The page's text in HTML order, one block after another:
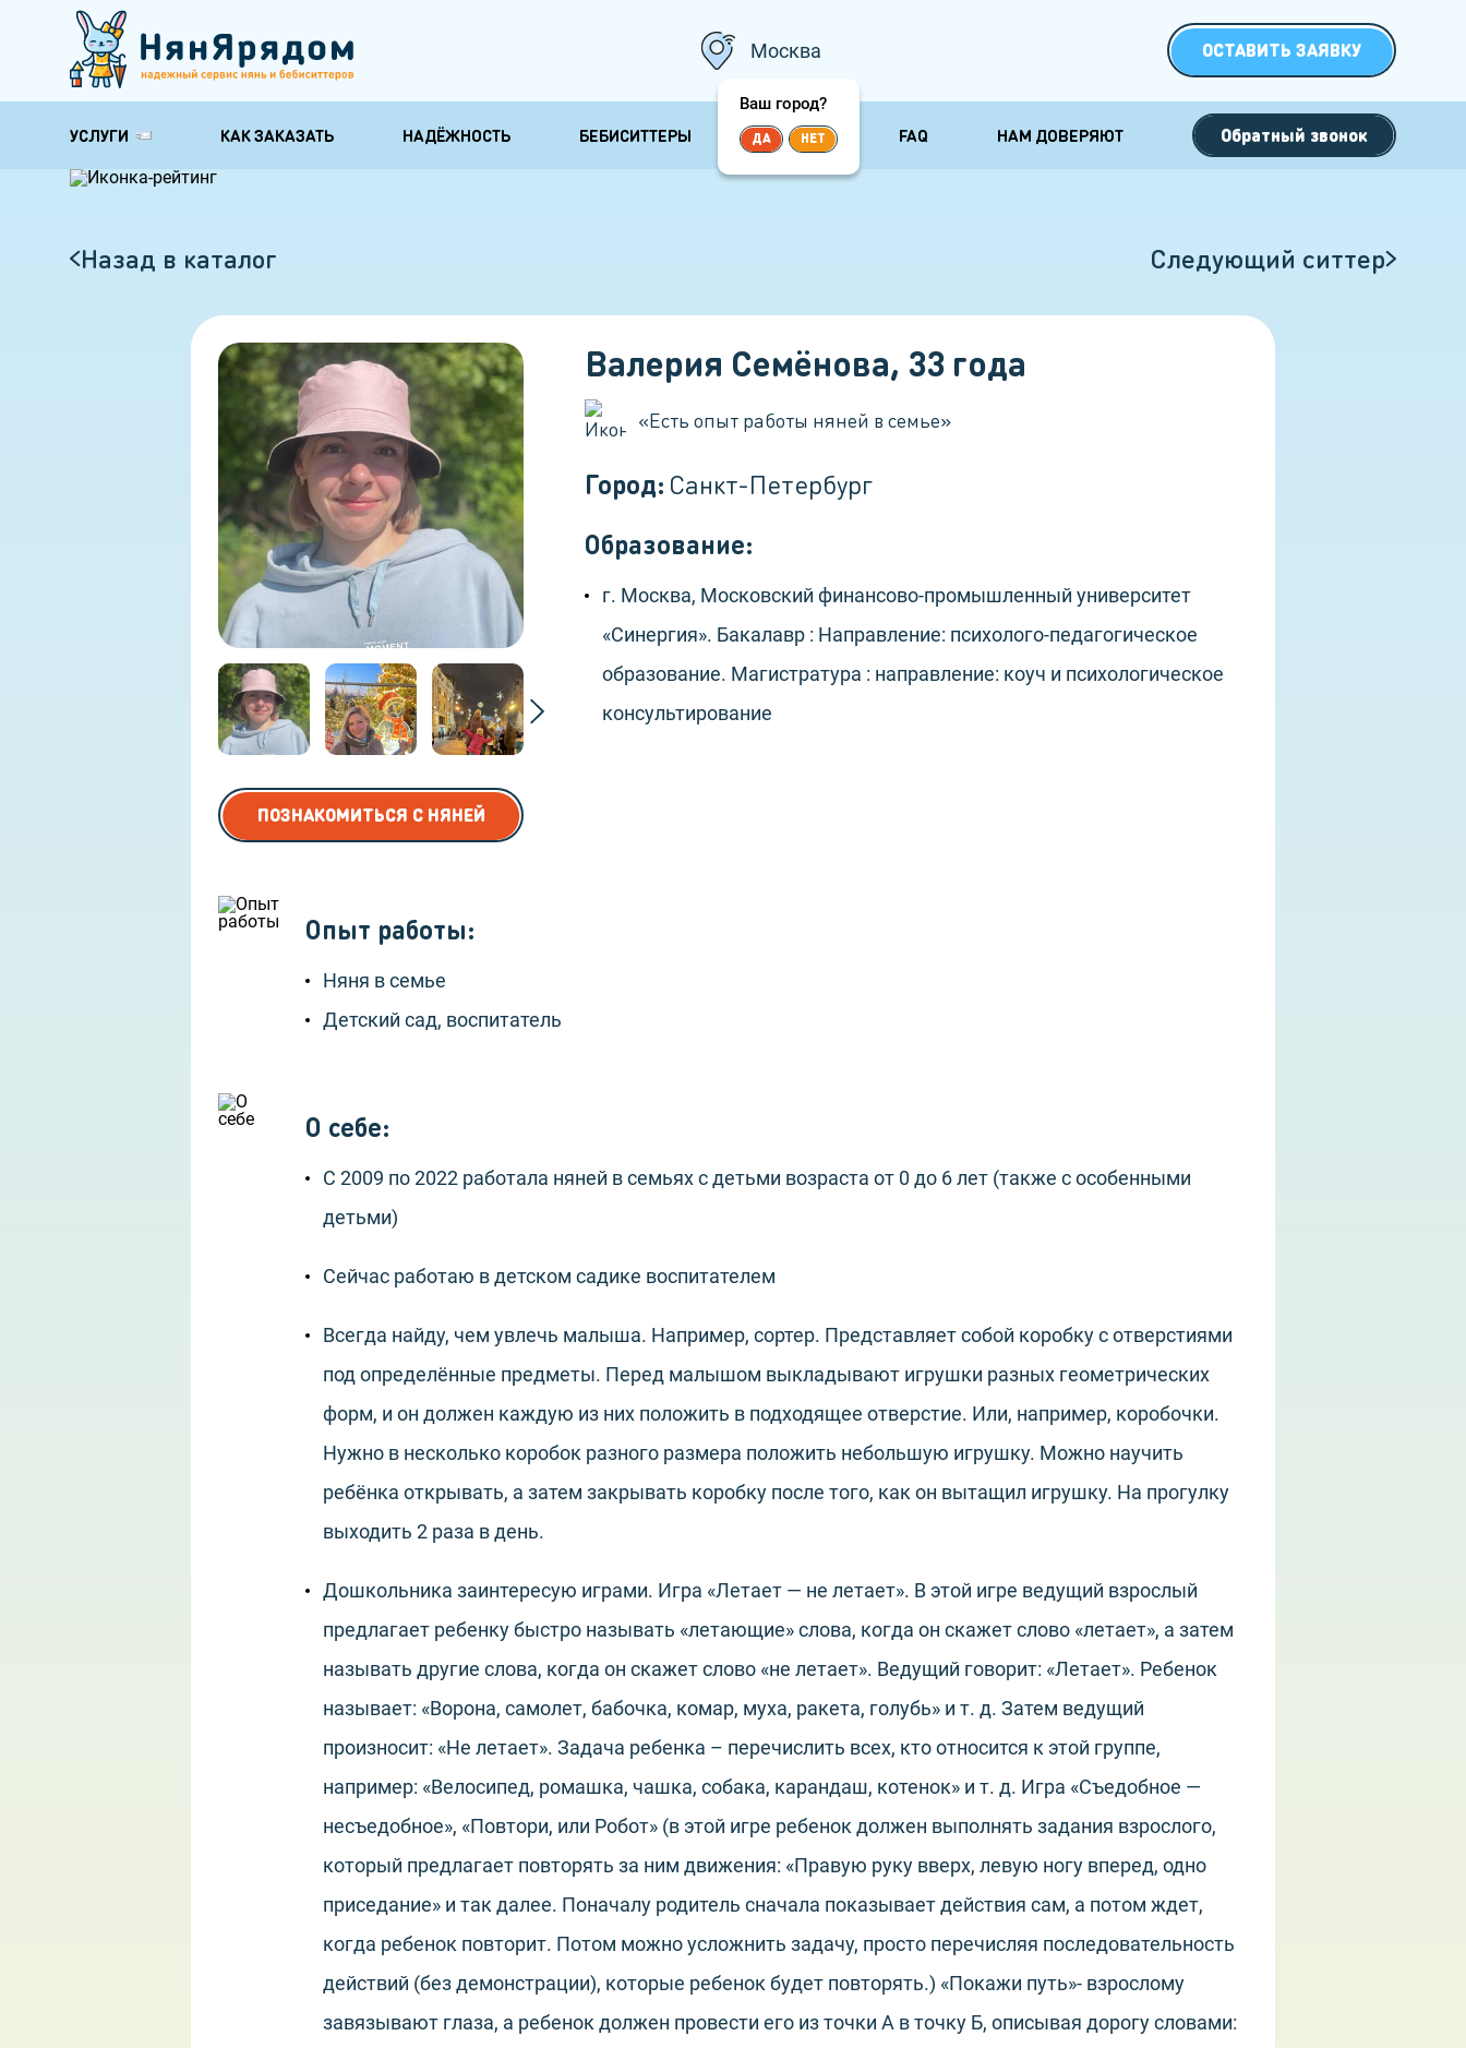
Москва
Ваш город?
ДА НЕТ
ОСТАВИТЬ ЗАЯВКУ
УСЛУГИ
Няни для обучения и
Няня с музыкальным
Няня для школьника
Няня для дошкольников
Няня бабушка
Няни сопровождения
Няня для 3 детей
Няня выходного дня
Няня на сутки
КАК ЗАКАЗАТЬ НАДЁЖНОСТЬ БЕБИСИТТЕРЫ ОТЗЫВЫ FAQ НАМ ДОВЕРЯЮТ Обратный звонок
Назад в каталог Следующий ситтер
ПОЗНАКОМИТЬСЯ С НЯНЕЙ
Валерия Семёнова, 33 года
«Есть опыт работы няней в семье»
Город: Санкт-Петербург
Образование:
г. Москва, Московский финансово-промышленный университет
«Синергия». Бакалавр : Направление: психолого-педагогическое
образование. Магистратура : направление: коуч и психологическое
консультирование
Опыт работы:
Няня в семье
Детский сад, воспитатель
О себе:
С 2009 по 2022 работала няней в семьях с детьми возраста от 0 до 6 лет (также с особенными
детьми)
Сейчас работаю в детском садике воспитателем
Всегда найду, чем увлечь малыша. Например, сортер. Представляет собой коробку с отверстиями
под определённые предметы. Перед малышом выкладывают игрушки разных геометрических
форм, и он должен каждую из них положить в подходящее отверстие. Или, например, коробочки.
Нужно в несколько коробок разного размера положить небольшую игрушку. Можно научить
ребёнка открывать, а затем закрывать коробку после того, как он вытащил игрушку. На прогулку
выходить 2 раза в день.
Дошкольника заинтересую играми. Игра «Летает — не летает». В этой игре ведущий взрослый
предлагает ребенку быстро называть «летающие» слова, когда он скажет слово «летает», а затем
называть другие слова, когда он скажет слово «не летает». Ведущий говорит: «Летает». Ребенок
называет: «Ворона, самолет, бабочка, комар, муха, ракета, голубь» и т. д. Затем ведущий
произносит: «Не летает». Задача ребенка – перечислить всех, кто относится к этой группе,
например: «Велосипед, ромашка, чашка, собака, карандаш, котенок» и т. д. Игра «Съедобное —
несъедобное», «Повтори, или Робот» (в этой игре ребенок должен выполнять задания взрослого,
который предлагает повторять за ним движения: «Правую руку вверх, левую ногу вперед, одно
приседание» и так далее. Поначалу родитель сначала показывает действия сам, а потом ждет,
когда ребенок повторит. Потом можно усложнить задачу, просто перечисляя последовательность
действий (без демонстрации), которые ребенок будет повторять.) «Покажи путь»- взрослому
завязывают глаза, а ребенок должен провести его из точки А в точку Б, описывая дорогу словами: